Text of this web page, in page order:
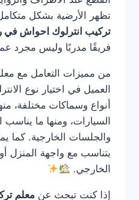
تظهر الأرضية بشكل متكامل.
تركيب انترلوك احواش في
فريقًا مدربًا وليس مجرد
من مميزات التعامل مع
العميل في اختيار نوع
أنواع وسماكات مختلفة،
السيارات، ومنها ما
والجلسات الخارجية. كما
يتناسب مع واجهة المنزل
الخارجي.
إذا كنت تبحث عن معلم